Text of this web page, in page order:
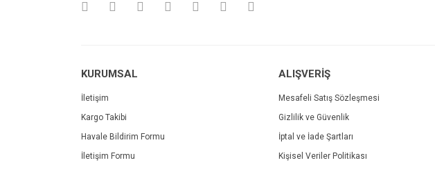
KURUMSAL
İletişim
Kargo Takibi
Havale Bildirim Formu
İletişim Formu
ALIŞVERİŞ
Mesafeli Satış Sözleşmesi
Gizlilik ve Güvenlik
İptal ve İade Şartları
Kişisel Veriler Politikası